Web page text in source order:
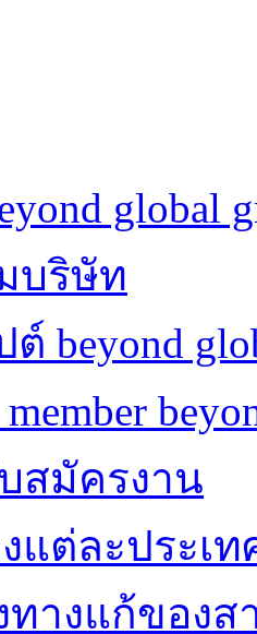
global
บริษัท
beyond
สมัครงาน
แต่ละประเท
ทางแก้ของส